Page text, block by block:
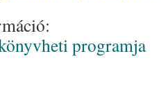
programja